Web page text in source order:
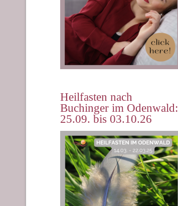
Heilfasten nach
Buchinger im Odenwald:
25.09. bis 03.10.26